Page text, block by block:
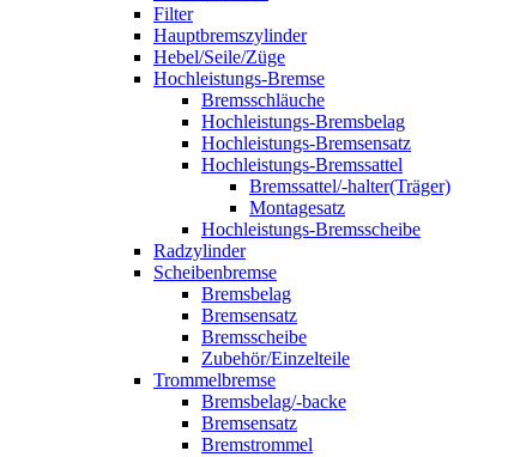
Filter
Hauptbremszylinder
Hebel/Seile/Züge
Hochleistungs-Bremse
Bremsschläuche
Hochleistungs-Bremsbelag
Hochleistungs-Bremsensatz
Hochleistungs-Bremssattel
Bremssattel/-halter(Träger)
Montagesatz
Hochleistungs-Bremsscheibe
Radzylinder
Scheibenbremse
Bremsbelag
Bremsensatz
Bremsscheibe
Zubehör/Einzelteile
Trommelbremse
Bremsbelag/-backe
Bremsensatz
Bremstrommel